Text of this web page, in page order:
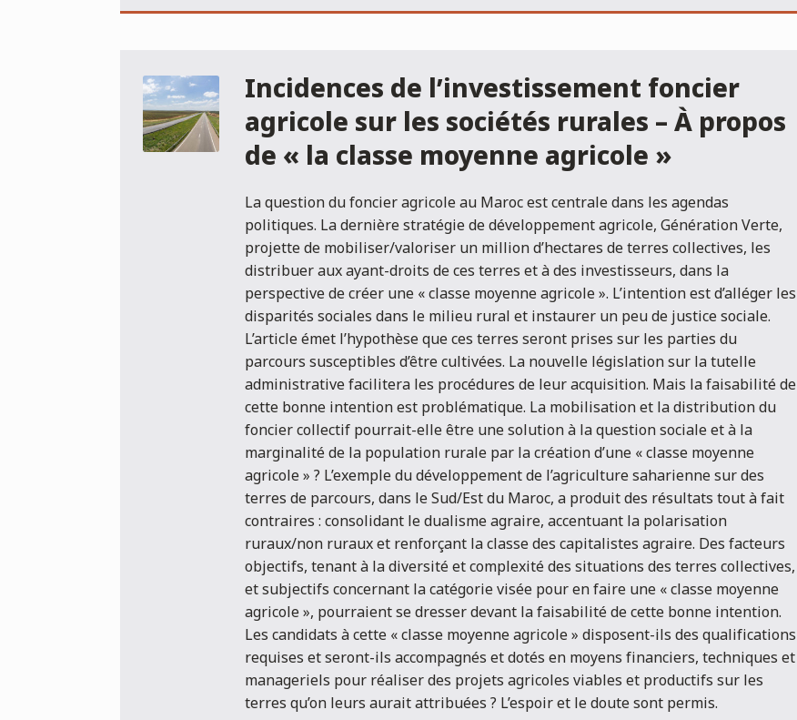
Incidences de l’investissement foncier
agricole sur les sociétés rurales – À propos
de « la classe moyenne agricole »
La question du foncier agricole au Maroc est centrale dans les agendas
politiques. La dernière stratégie de développement agricole, Génération Verte,
projette de mobiliser/valoriser un million d’hectares de terres collectives, les
distribuer aux ayant-droits de ces terres et à des investisseurs, dans la
perspective de créer une « classe moyenne agricole ». L’intention est d’alléger les
disparités sociales dans le milieu rural et instaurer un peu de justice sociale.
L’article émet l’hypothèse que ces terres seront prises sur les parties du
parcours susceptibles d’être cultivées. La nouvelle législation sur la tutelle
administrative facilitera les procédures de leur acquisition. Mais la faisabilité de
cette bonne intention est problématique. La mobilisation et la distribution du
foncier collectif pourrait-elle être une solution à la question sociale et à la
marginalité de la population rurale par la création d’une « classe moyenne
agricole » ? L’exemple du développement de l’agriculture saharienne sur des
terres de parcours, dans le Sud/Est du Maroc, a produit des résultats tout à fait
contraires : consolidant le dualisme agraire, accentuant la polarisation
ruraux/non ruraux et renforçant la classe des capitalistes agraire. Des facteurs
objectifs, tenant à la diversité et complexité des situations des terres collectives,
et subjectifs concernant la catégorie visée pour en faire une « classe moyenne
agricole », pourraient se dresser devant la faisabilité de cette bonne intention.
Les candidats à cette « classe moyenne agricole » disposent-ils des qualifications
requises et seront-ils accompagnés et dotés en moyens financiers, techniques et
manageriels pour réaliser des projets agricoles viables et productifs sur les
terres qu’on leurs aurait attribuées ? L’espoir et le doute sont permis.